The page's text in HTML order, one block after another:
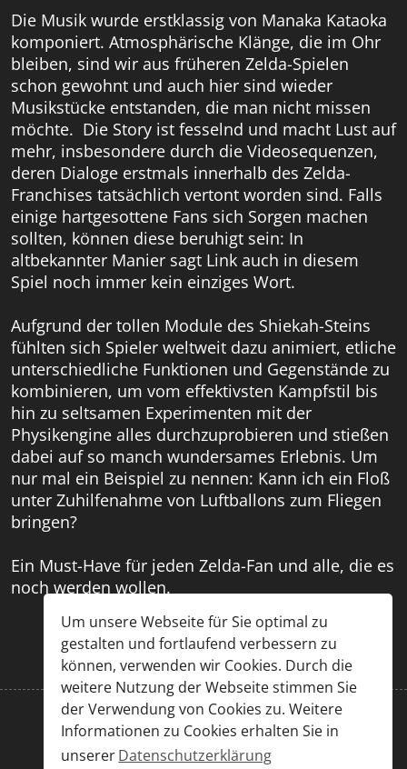
Um unsere Webseite für Sie optimal zu
gestalten und fortlaufend verbessern zu
können, verwenden wir Cookies. Durch die
weitere Nutzung der Webseite stimmen Sie
der Verwendung von Cookies zu. Weitere
Informationen zu Cookies erhalten Sie in
unsererDatenschutzerklärung
Die Musik wurde erstklassig von Manaka Kataoka
komponiert. Atmosphärische Klänge, die im Ohr
bleiben, sind wir aus früheren Zelda-Spielen
schon gewohnt und auch hier sind wieder
Musikstücke entstanden, die man nicht missen
möchte. Die Story ist fesselnd und macht Lust auf
mehr, insbesondere durch die Videosequenzen,
deren Dialoge erstmals innerhalb des Zelda-
Franchises tatsächlich vertont worden sind. Falls
einige hartgesottene Fans sich Sorgen machen
sollten, können diese beruhigt sein: In
altbekannter Manier sagt Link auch in diesem
Spiel noch immer kein einziges Wort.
Aufgrund der tollen Module des Shiekah-Steins
fühlten sich Spieler weltweit dazu animiert, etliche
unterschiedliche Funktionen und Gegenstände zu
kombinieren, um vom effektivsten Kampfstil bis
hin zu seltsamen Experimenten mit der
Physikengine alles durchzuprobieren und stießen
dabei auf so manch wundersames Erlebnis. Um
nur mal ein Beispiel zu nennen: Kann ich ein Floß
unter Zuhilfenahme von Luftballons zum Fliegen
bringen?
Ein Must-Have für jeden Zelda-Fan und alle, die es
noch werden wollen.
Impressum Datenschutz